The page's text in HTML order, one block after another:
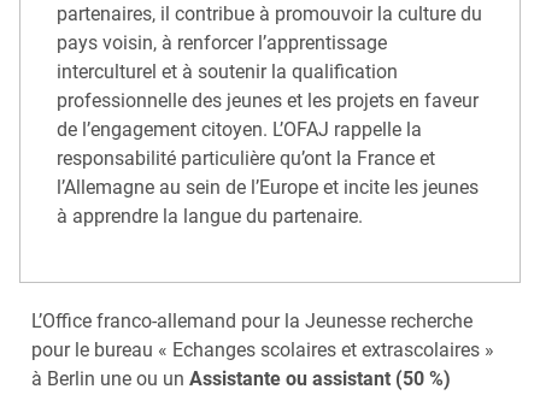
partenaires, il contribue à promouvoir la culture du
pays voisin, à renforcer l’apprentissage
interculturel et à soutenir la qualification
professionnelle des jeunes et les projets en faveur
de l’engagement citoyen. L’OFAJ rappelle la
responsabilité particulière qu’ont la France et
l’Allemagne au sein de l’Europe et incite les jeunes
à apprendre la langue du partenaire.
L’Office franco-allemand pour la Jeunesse recherche
pour le bureau « Echanges scolaires et extrascolaires »
à Berlin une ou un Assistante ou assistant (50 %)